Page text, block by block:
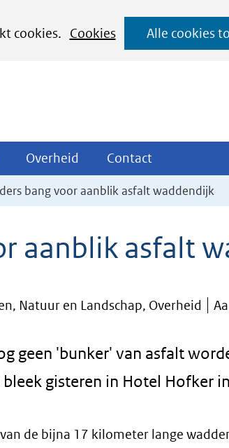
cookies.
Cookies
Alle cookies
Ga
naar
Projecten
Uitklappen
Overheid Overheid
Uitklappen
Contact
Uitklappen
bang voor aanblik asfalt waddendijk
aanblik asfalt
Natuur en Landschap, Overheid
geen 'bunker' van asfalt
gisteren in Hotel Hofker
de bijna 17 kilometer lange